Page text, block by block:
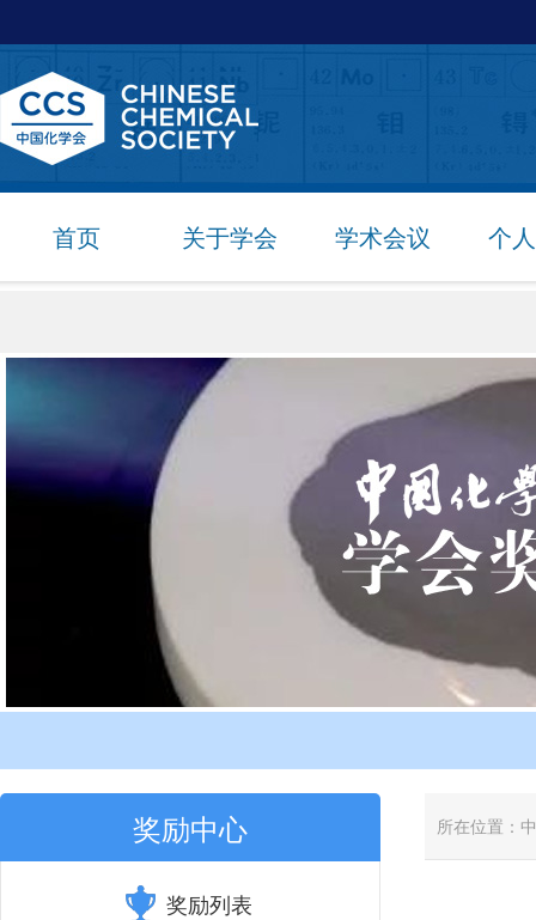
首页 关于学会 学术会议 个
奖励中心
奖励列表
所在位置：